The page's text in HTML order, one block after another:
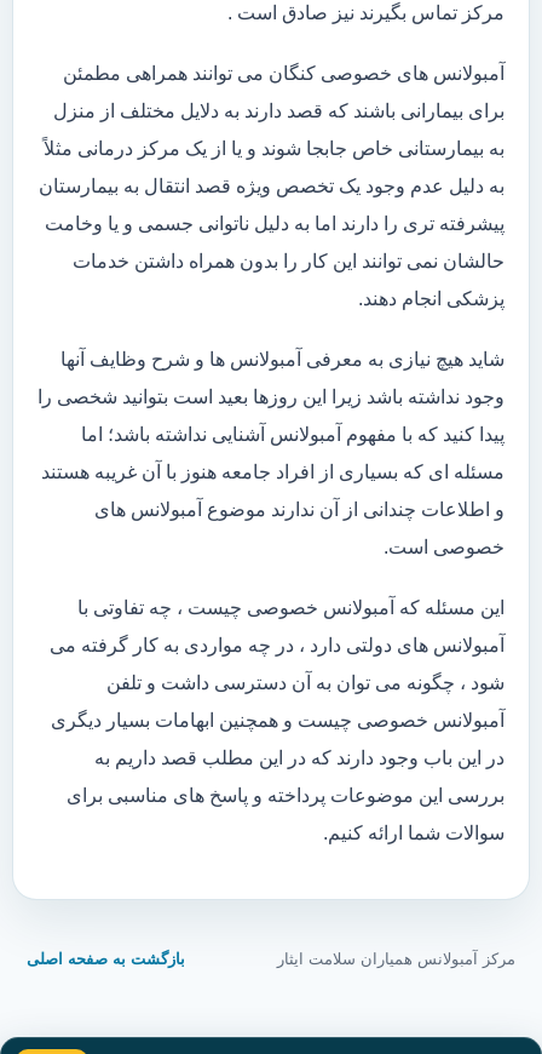
مرکز تماس بگیرند نیز صادق است .
آمبولانس های خصوصی کنگان می توانند همراهی مطمئن
برای بیمارانی باشند که قصد دارند به دلایل مختلف از منزل
به بیمارستانی خاص جابجا شوند و یا از یک مرکز درمانی مثلاً
به دلیل عدم وجود یک تخصص ویژه قصد انتقال به بیمارستان
پیشرفته تری را دارند اما به دلیل ناتوانی جسمی و یا وخامت
حالشان نمی توانند این کار را بدون همراه داشتن خدمات
پزشکی انجام دهند.
شاید هیچ نیازی به معرفی آمبولانس ها و شرح وظایف آنها
وجود نداشته باشد زیرا این روزها بعید است بتوانید شخصی را
پیدا کنید که با مفهوم آمبولانس آشنایی نداشته باشد؛ اما
مسئله ای که بسیاری از افراد جامعه هنوز با آن غریبه هستند
و اطلاعات چندانی از آن ندارند موضوع آمبولانس های
خصوصی است.
این مسئله که آمبولانس خصوصی چیست ، چه تفاوتی با
آمبولانس های دولتی دارد ، در چه مواردی به کار گرفته می
شود ، چگونه می توان به آن دسترسی داشت و تلفن
آمبولانس خصوصی چیست و همچنین ابهامات بسیار دیگری
در این باب وجود دارند که در این مطلب قصد داریم به
بررسی این موضوعات پرداخته و پاسخ های مناسبی برای
سوالات شما ارائه کنیم.
مرکز آمبولانس همیاران سلامت ایثار بازگشت به صفحه اصلی